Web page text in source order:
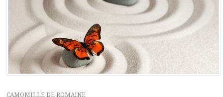
principal
CAMOMILLE DE ROMAINE